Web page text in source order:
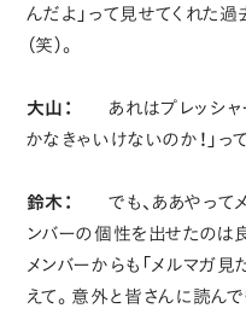
んだよ」って見せてくれた
（笑）。
大山：
あれはプレッシャ
かなきゃいけないのか！」って
鈴木：
でも、ああやっ
ンバーの個性を出せたのは
メンバーからも「メルマガ見
えて。意外と皆さんに読ん